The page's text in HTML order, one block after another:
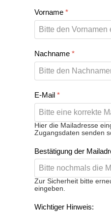
Vorname *
Nachname *
E-Mail *
Hier die Mailadresse
Zugangsdaten senden
Bestätigung der
Zur Sicherheit bitte
eingeben.
Wichtiger Hinweis: